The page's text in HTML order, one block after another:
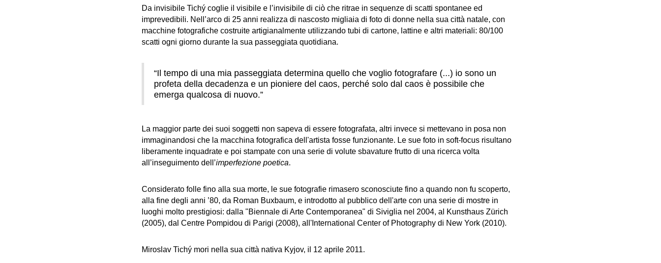
Da invisibile Tichý coglie il visibile e l’invisibile di ciò che ritrae in sequenze di scatti spontanee ed
imprevedibili. Nell’arco di 25 anni realizza di nascosto migliaia di foto di donne nella sua città natale, con
macchine fotografiche costruite artigianalmente utilizzando tubi di cartone, lattine e altri materiali: 80/100
scatti ogni giorno durante la sua passeggiata quotidiana.
“Il tempo di una mia passeggiata determina quello che voglio fotografare (...) io sono un
profeta della decadenza e un pioniere del caos, perché solo dal caos è possibile che
emerga qualcosa di nuovo.”
La maggior parte dei suoi soggetti non sapeva di essere fotografata, altri invece si mettevano in posa non
immaginandosi che la macchina fotografica dell'artista fosse funzionante. Le sue foto in soft-focus risultano
liberamente inquadrate e poi stampate con una serie di volute sbavature frutto di una ricerca volta
all’inseguimento dell’imperfezione poetica.
Considerato folle fino alla sua morte, le sue fotografie rimasero sconosciute fino a quando non fu scoperto,
alla fine degli anni ’80, da Roman Buxbaum, e introdotto al pubblico dell'arte con una serie di mostre in
luoghi molto prestigiosi: dalla "Biennale di Arte Contemporanea" di Siviglia nel 2004, al Kunsthaus Zürich
(2005), dal Centre Pompidou di Parigi (2008), all'International Center of Photography di New York (2010).
Miroslav Tichý mori nella sua città nativa Kyjov, il 12 aprile 2011.